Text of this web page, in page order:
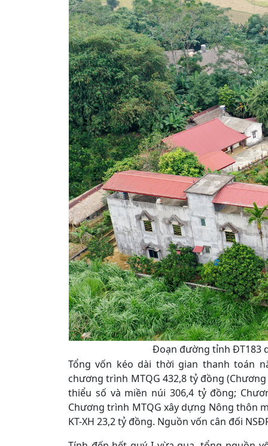
Đoạn đường tỉnh ĐT183
Tổng vốn kéo dài thời gian thanh toán
chương trình MTQG 432,8 tỷ đồng
thiểu số và miền núi 306,4 tỷ đồng;
Chương trình MTQG xây dựng Nông thôn
KT-XH 23,2 tỷ đồng. Nguồn vốn cân đối